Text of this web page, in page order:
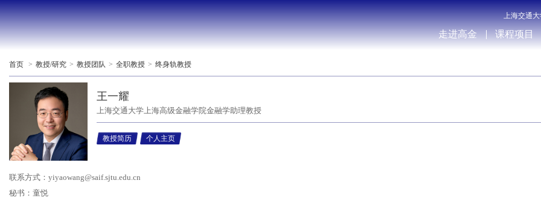
上海交通
走进高金 课程项目
首页 > 教授/研究 > 教授团队 > 全职教授 > 终身轨教授
王一耀
上海交通大学上海高级金融学院金融学助理教授
教授简历 个人主页
联系方式： yiyaowang@saif.sjtu.edu.cn
秘书：童悦